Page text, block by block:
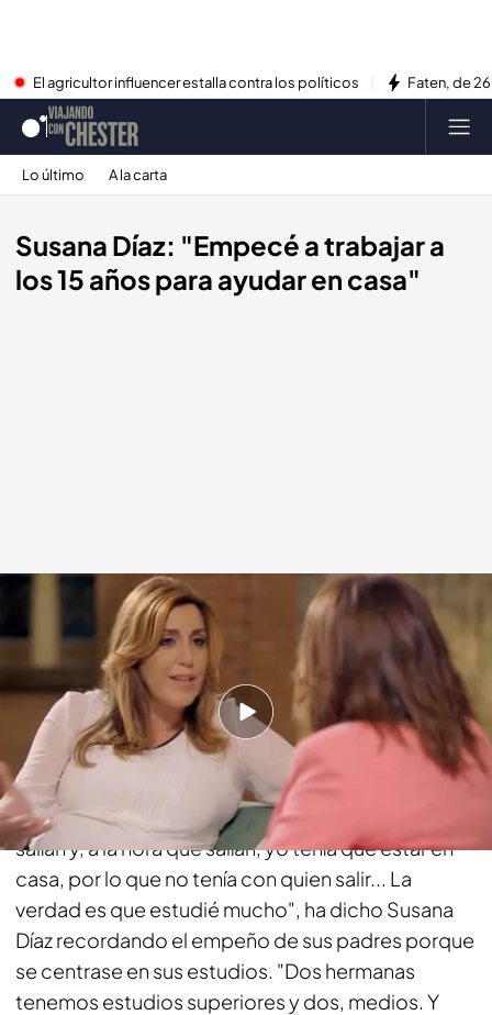
El agricultor influencer estalla contra los políticos Faten, de
Lo último A la carta
Susana Díaz: "Empecé a trabajar a
los 15 años para ayudar en casa"
28 JUN 2015 - 23:05h.
Compartir
"Mi padre se tomó tan enserio mis estudios que no
me dejaba ni salir, en el sentido que mis amigas
salían y, a la hora que salían, yo tenía que estar en
casa, por lo que no tenía con quien salir... La
verdad es que estudié mucho", ha dicho Susana
Díaz recordando el empeño de sus padres porque
se centrase en sus estudios. "Dos hermanas
tenemos estudios superiores y dos, medios. Y